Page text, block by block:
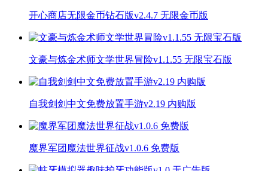
开心商店无限金币钻石版v2.4.7 无限金币版
文豪与炼金术师文学世界冒险v1.1.55 无限宝石版
自我剑剑中文免费放置手游v2.19 内购版
魔界军团魔法世界征战v1.0.6 免费版